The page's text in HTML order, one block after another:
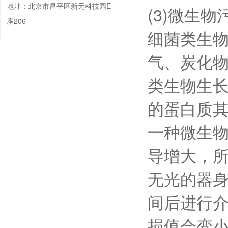
(3)微生物
细菌类生
气、炭化
类生物生
的蛋白质
一种微生
导增大，
无光的器
间后进行
地址： 北京市昌平区新元科技园E
座206